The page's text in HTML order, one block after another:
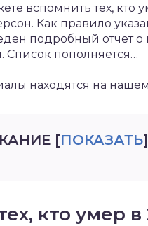
вспомнить тех, кто
Как правило
подробный отчет
Список пополняется…
находятся на
[ПОКАЗАТЬ]
кто умер в